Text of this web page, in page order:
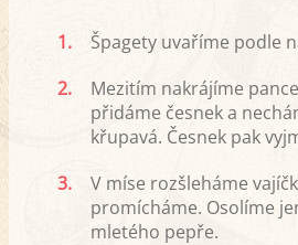
1.
Špagety uvaříme podle
2.
Mezitím nakrájíme
přidáme česnek a
křupavá. Česnek pak
3.
V míse rozšleháme
promícháme. Osolíme
mletého pepře.